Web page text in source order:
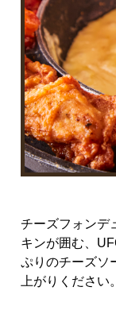
チーズフォンデ
キンが囲む、
ぷりのチーズソ
上がりください。